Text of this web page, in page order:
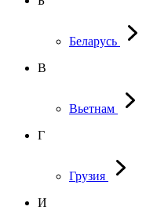
Беларусь
В
Вьетнам
Г
Грузия
И